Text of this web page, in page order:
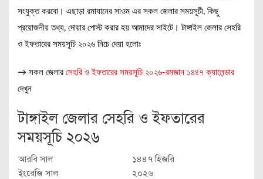
সংযুক্ত করবো। এছাড়া রমাযানের সাওম এর সকল জেলার সময়সূচী, কিছু
প্রয়োজনীয় তথ্য, দোয়ার পোস্ট করার হয় আমাদের সাইটে। টাঙ্গাইল জেলার সেহরি
ও ইফতারের সময়সূচি ২০২৬ নিচে দেয়া হলোঃ
→ সকল জেলার সেহরি ও ইফতারের সময়সূচি ২০২৬-রমজান ১৪৪৭ ক্যালেন্ডার
দেখুন
টাঙ্গাইল জেলার সেহরি ও ইফতারের
সময়সূচি ২০২৬
আরবি সাল
১৪৪৭ হিজরি
ইংরেজি সাল
২০২৬